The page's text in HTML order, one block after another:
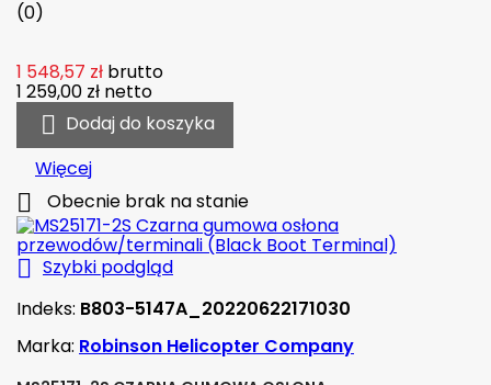
(0)
1 548,57 zł brutto
1 259,00 zł netto
 Dodaj do koszyka
Więcej
 Obecnie brak na stanie
 Szybki podgląd
Indeks: B803-5147A_20220622171030
Marka: Robinson Helicopter Company